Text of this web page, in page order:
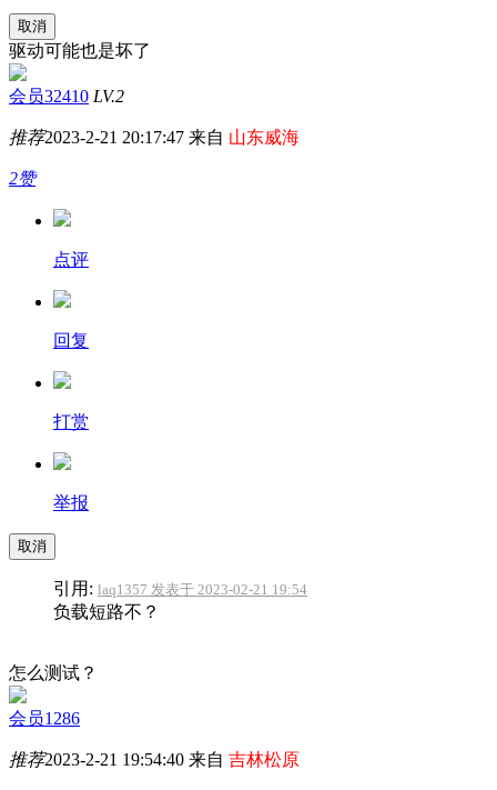
取消
驱动可能也是坏了
会员32410 LV.2
推荐2023-2-21 20:17:47 来自 山东威海
2赞
点评
回复
打赏
举报
取消
引用: laq1357 发表于 2023-02-21 19:54
负载短路不？
怎么测试？
会员1286
推荐2023-2-21 19:54:40 来自 吉林松原